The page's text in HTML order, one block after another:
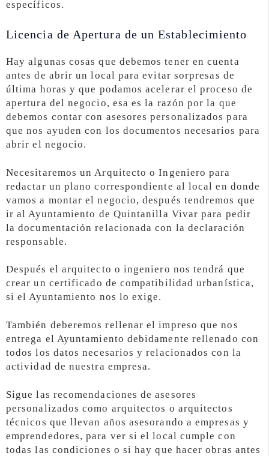
específicos.
Licencia de Apertura de un Establecimiento
Hay algunas cosas que debemos tener en cuenta
antes de abrir un local para evitar sorpresas de
última horas y que podamos acelerar el proceso de
apertura del negocio, esa es la razón por la que
debemos contar con asesores personalizados para
que nos ayuden con los documentos necesarios para
abrir el negocio.
Necesitaremos un Arquitecto o Ingeniero para
redactar un plano correspondiente al local en donde
vamos a montar el negocio, después tendremos que
ir al Ayuntamiento de Quintanilla Vivar para pedir
la documentación relacionada con la declaración
responsable.
Después el arquitecto o ingeniero nos tendrá que
crear un certificado de compatibilidad urbanística,
si el Ayuntamiento nos lo exige.
También deberemos rellenar el impreso que nos
entrega el Ayuntamiento debidamente rellenado con
todos los datos necesarios y relacionados con la
actividad de nuestra empresa.
Sigue las recomendaciones de asesores
personalizados como arquitectos o arquitectos
técnicos que llevan años asesorando a empresas y
emprendedores, para ver si el local cumple con
todas las condiciones o si hay que hacer obras antes